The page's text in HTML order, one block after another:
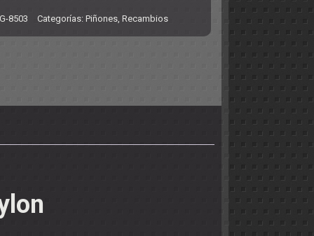
8503 Categorías:Piñones,Recambios